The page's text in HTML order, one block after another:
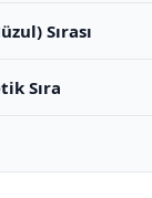
Sırası
Sıra